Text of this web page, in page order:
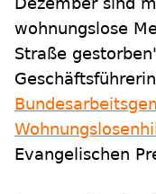
wohnungslose
Straße
Evangelischen